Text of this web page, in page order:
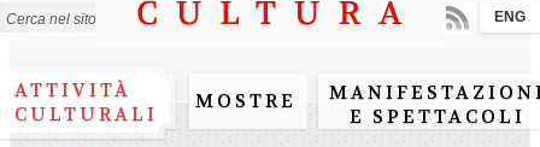
ATTIVITÀ
CULTURALI
MOSTRE
E SPETTACOLI
ENG